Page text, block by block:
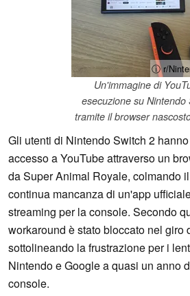
ⓘ r/
Un'immagine di
esecuzione su Nintendo
tramite il browser
Gli utenti di Nintendo Switch 2
accesso a YouTube attraverso un
da Super Animal Royale, colmando
continua mancanza di un'app
streaming per la console. Secondo
workaround è stato bloccato nel giro
sottolineando la frustrazione per i
Nintendo e Google a quasi un anno
console.